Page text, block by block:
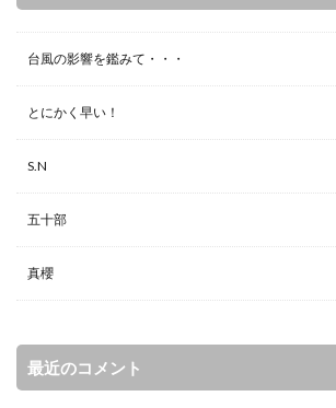
台風の影響を鑑みて・・・
とにかく早い！
S.N
五十部
真櫻
最近のコメント